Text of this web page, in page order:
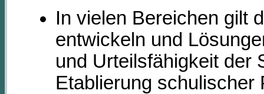
In vielen Bereichen gilt
entwickeln und
und Urteilsfähigkeit der
Etablierung